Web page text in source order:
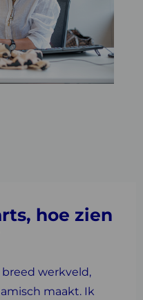
hoe zien
breed werkveld,
maakt. Ik